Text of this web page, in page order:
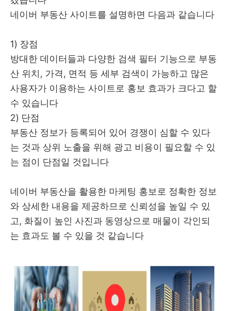
네이버 부동산 사이트를 설명하면 다음과 같습니다
1) 장점
방대한 데이터들과 다양한 검색 필터 기능으로 부동
산 위치, 가격, 면적 등 세부 검색이 가능하고 많은
사용자가 이용하는 사이트로 홍보 효과가 크다고 할
수 있습니다
2) 단점
부동산 정보가 등록되어 있어 경쟁이 심할 수 있다
는 것과 상위 노출을 위해 광고 비용이 필요할 수 있
는 점이 단점일 것입니다
네이버 부동산을 활용한 마케팅 홍보로 정확한 정보
와 상세한 내용을 제공하므로 신뢰성을 높일 수 있
고, 화질이 높인 사진과 동영상으로 매물이 각인되
는 효과도 볼 수 있을 것 같습니다